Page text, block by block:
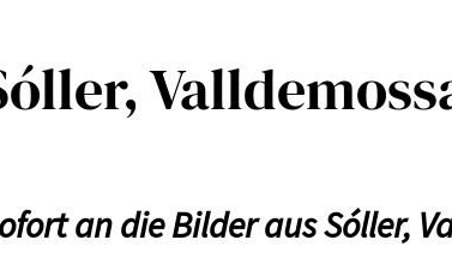
an die Bilder aus Sóller,